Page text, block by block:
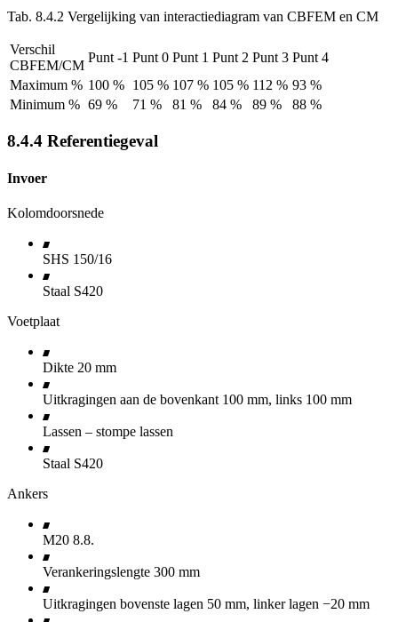
Tab. 8.4.2 Vergelijking van interactiediagram van CBFEM en CM
Verschil
CBFEM/CM
Punt -1 Punt 0 Punt 1 Punt 2 Punt 3 Punt 4
Maximum % 100 % 105 % 107 % 105 % 112 % 93 %
Minimum % 69 % 71 % 81 % 84 % 89 % 88 %
8.4.4 Referentiegeval
Invoer
Kolomdoorsnede
SHS 150/16
Staal S420
Voetplaat
Dikte 20 mm
Uitkragingen aan de bovenkant 100 mm, links 100 mm
Lassen – stompe lassen
Staal S420
Ankers
M20 8.8.
Verankeringslengte 300 mm
Uitkragingen bovenste lagen 50 mm, linker lagen −20 mm